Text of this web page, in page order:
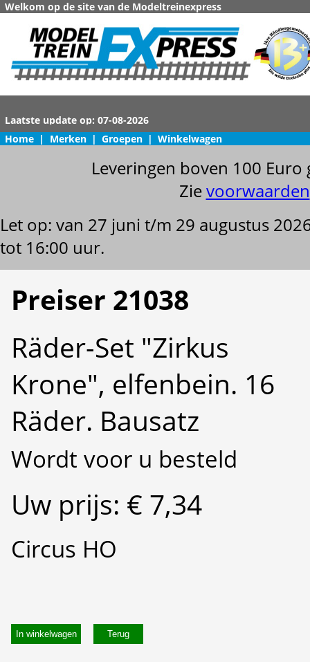
Welkom op de site van de Modeltreinexpress
Home | Merken | Groepen | Winkelwagen
Leveringen boven 100
Zievoorwaarden
Let op: van 27 juni t/m 29 augustus
tot 16:00 uur.
Preiser 21038
Räder-Set "Zirkus
Krone", elfenbein. 16
Räder. Bausatz
Wordt voor u besteld
Uw prijs: € 7,34
Circus HO
In winkelwagen